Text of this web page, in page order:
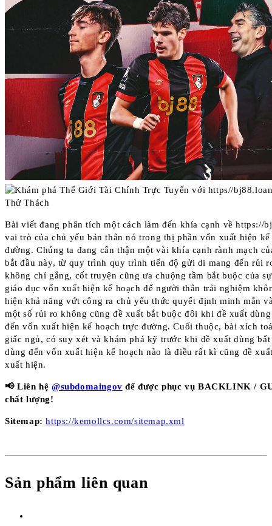
Bài viết đang phân tích một cách làm đến khía cạnh về https://
vai trò của chủ yếu bản thân nó trong thị phần vốn xuất hiện
đường. Chúng ta đang cẩn thận một vài khía cạnh rành mạch
bắt đầu này, từ quy trình quy trình tiến độ gửi di mang đến rủi
không chỉ gắng, cốt truyện cũng ưa chuộng tầm bắt buộc của
giáo dục vốn xuất hiện kế hoạch để người thân trải nghiệm
hiện khả năng vứt công ra chủ yếu thức quyết định minh mẫn
một số rủi ro không cũng đề xuất bắt buộc đôi khi đề xuất
đến vốn xuất hiện kế hoạch trực đường. Cuối thuộc, bài xích
giấc ngủ, có suy xét và khám phá kỹ trước khi đề xuất dùng
dùng đến vốn xuất hiện kế hoạch nào là điều rất kì cũng đề
xuất hiện.
📢 Liên hệ @subdomaingov để được phục vụ BACKLINK /
chất lượng!
Sitemap: https://kemollcs.com/sitemap.xml
Sản phẩm liên quan